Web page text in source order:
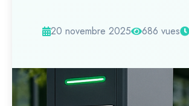
20 novembre 2025 686 vues